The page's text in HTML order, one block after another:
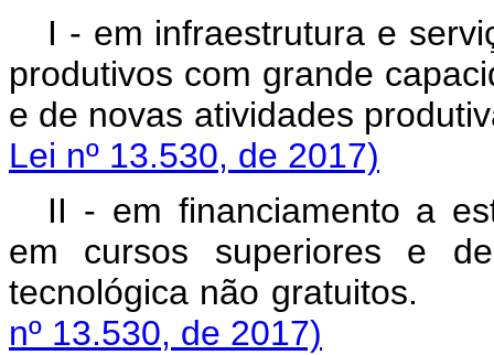
I - em infraestrutura e
produtivos com grande
e de novas
Lei nº 13.530, de 2017)
II - em financiamento a
em cursos superiores e
tecnológica não
nº 13.530, de 2017)